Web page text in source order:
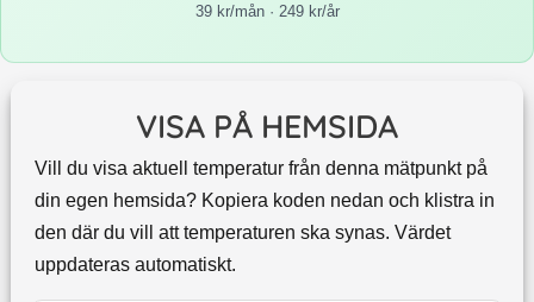
39 kr/mån · 249 kr/år
VISA PÅ HEMSIDA
Vill du visa aktuell temperatur från denna mätpunkt på
din egen hemsida? Kopiera koden nedan och klistra in
den där du vill att temperaturen ska synas. Värdet
uppdateras automatiskt.